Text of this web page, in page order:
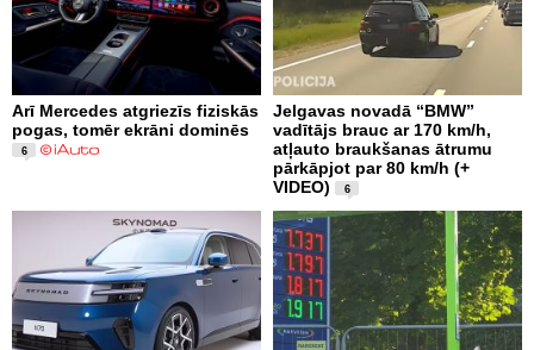
Arī Mercedes atgriezīs fiziskās
pogas, tomēr ekrāni dominēs
6
Jelgavas novadā “BMW”
vadītājs brauc ar 170 km/h,
atļauto braukšanas ātrumu
pārkāpjot par 80 km/h (+
VIDEO)
6